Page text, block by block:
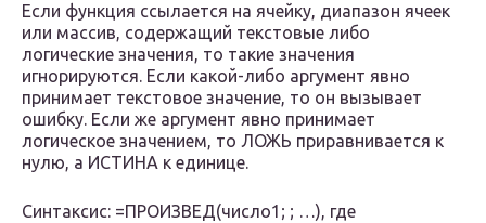
Если функция ссылается на ячейку, диапазон ячеек
или массив, содержащий текстовые либо
логические значения, то такие значения
игнорируются. Если какой-либо аргумент явно
принимает текстовое значение, то он вызывает
ошибку. Если же аргумент явно принимает
логическое значением, то ЛОЖЬ приравнивается к
нулю, а ИСТИНА к единице.
Синтаксис: =ПРОИЗВЕД(число1; ; …), где